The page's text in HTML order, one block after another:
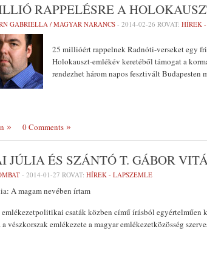
RAPPELÉSRE A
GABRIELLA / MAGYAR NARANCS- 2014-02-26 ROVAT: HÍREK
25 millióért rappelnek Radnóti-verseket egy
Holokauszt-emlékév keretéből támogat a
rendezhet három napos fesztivált Budapesten
0 Comments
JÚLIA ÉS SZÁNTÓ T. GÁBOR
- 2014-01-27 ROVAT: HÍREK - LAPSZEMLE
A magam nevében írtam
csaták közben című írásból egyértelműen
vészkorszak emlékezete a magyar emlékezetközösség